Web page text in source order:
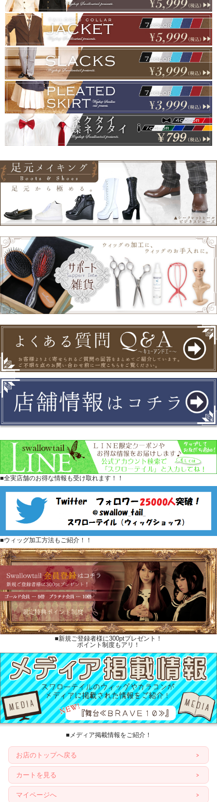
■全実店舗のお得な情報も受け取れます！！
■ウィッグ加工方法もご紹介！！
■新規ご登録者様に300ptプレゼント！
ポイント制度もアリ！
■メディア掲載情報をご紹介！
お店のトップへ戻る
カートを見る
マイページへ